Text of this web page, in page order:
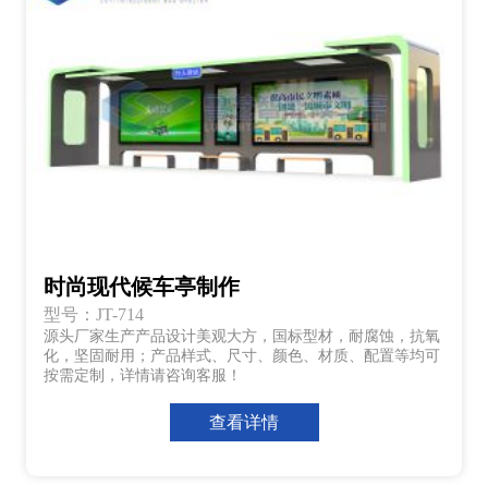
时尚现代候车亭制作
型号：JT-714
源头厂家生产产品设计美观大方，国标型材，耐腐蚀，抗氧
化，坚固耐用；产品样式、尺寸、颜色、材质、配置等均可
按需定制，详情请咨询客服！
查看详情